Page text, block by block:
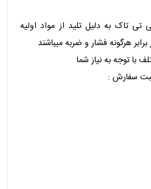
تاک به دلیل تلید از مواد اولیه
هرگونه فشار و ضربه میباشند
با توجه به نیاز شما
سفارش :